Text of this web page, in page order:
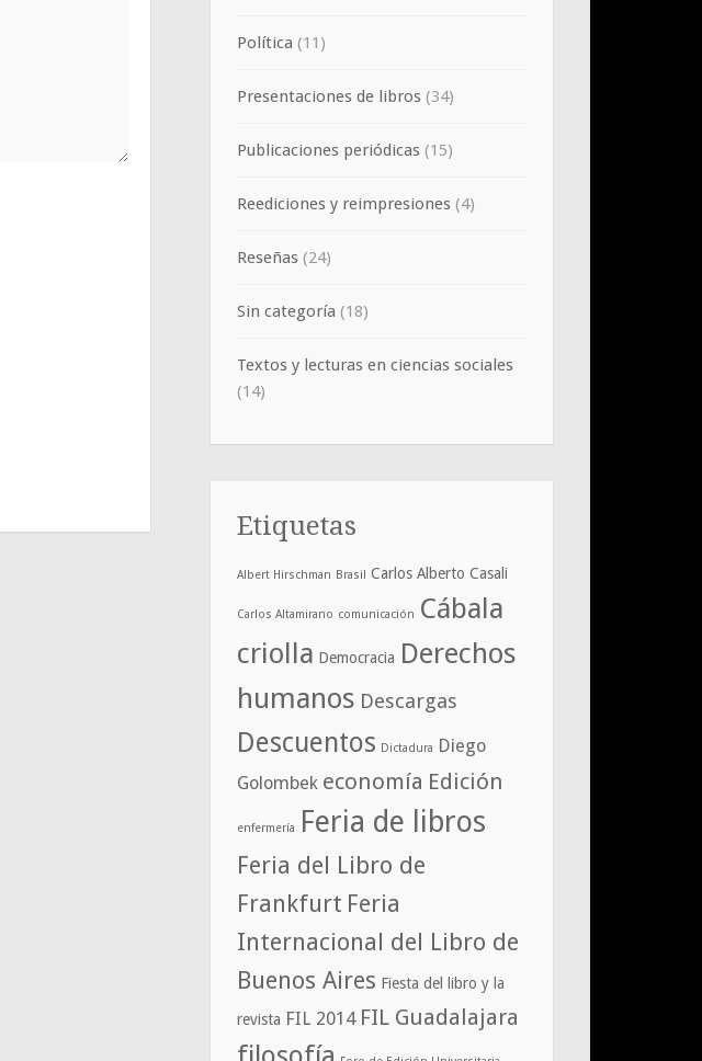
Política (11)
Presentaciones de libros (34)
Publicaciones periódicas (15)
Reediciones y reimpresiones (4)
Reseñas (24)
Sin categoría (18)
Textos y lecturas en ciencias sociales
(14)
Etiquetas
Albert Hirschman Brasil Carlos Alberto Casali
Carlos Altamirano comunicación Cábala
criolla Democracia Derechos
humanos Descargas
Descuentos Dictadura Diego
Golombek economía Edición
enfermería Feria de libros
Feria del Libro de
Frankfurt Feria
Internacional del Libro de
Buenos Aires Fiesta del libro y la
revista FIL 2014 FIL Guadalajara